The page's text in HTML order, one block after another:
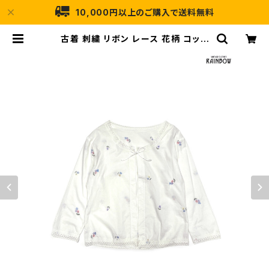
10,000円以上のご購入で送料無料
古着 刺繍 リボン レース 花柄 コット